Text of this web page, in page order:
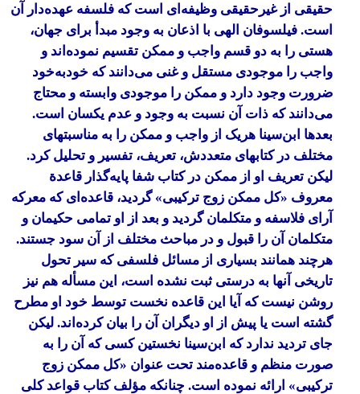
حقیقی از غیرحقیقی وظیفه‌ای است که فلسفه عهده‌دار آن
است. فیلسوفان الهی با اذعان به وجود مبدأ برای جهان،
هستی را به دو قسم واجب و ممکن تقسیم نموده‌اند و
واجب را موجودی مستقل و غنی می‌دانند که خودبه‌خود
ضرورت وجود دارد و ممکن را موجودی وابسته و محتاج
می‌دانند که ذات آن نسبت به وجود و عدم یکسان است.
بعدها ابن‌سینا هریک از واجب و ممکن را به مناسبتهای
مختلف در کتابهای متعددش، تعریف، تفسیر و تحلیل کرد.
لیکن تعریف او از ممکن در کتاب شفا پایه‌گذار قاعدة
معروف «کل ممکن زوج ترکیبی» گردید، قاعده‌ای که معرکه
آرای فلاسفه و متکلمان گردید و بعد از او تمامی حکیمان و
متکلمان آن را قبول و در مباحث مختلف از آن سود جستند.
هرچند همانند بسیاری از مسائل فلسفی که سیر تحول
تاریخی آنها به درستی ثبت نشده است، این مسأله هم نیز
روشن نیست که آیا این قاعده نخست توسط خود او مطرح
گشته است یا پیش از او دیگران آن را بیان کرده‌اند. لیکن
جای تردید ندارد که ابن‌سینا نخستین کسی که آن را به
صورت منظم و قاعده‌مند تحت عنوان «کل ممکن زوج
ترکیبی» ارائه نموده است. چنانکه مؤلف کتاب قواعد کلی